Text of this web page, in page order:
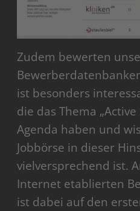
Zudem bewerten
ist besonders
die das Thema
Agenda haben und
Jobbörse in dieser
vielversprechend ist.
Internet etablierten
ist dabei auf den